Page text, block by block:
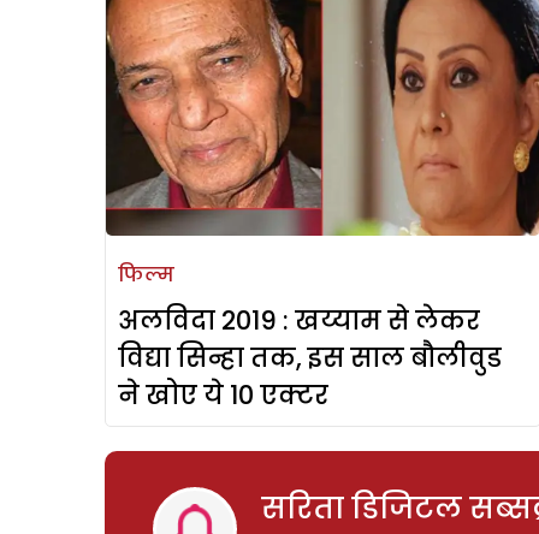
फिल्म
अलविदा 2019 : खय्याम से लेकर
विद्या सिन्हा तक, इस साल बौलीवुड
ने खोए ये 10 एक्टर
सरिता डिजिटल